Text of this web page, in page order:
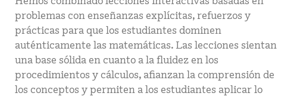
problemas con enseñanzas explícitas, refuerzos y
prácticas para que los estudiantes dominen
auténticamente las matemáticas. Las lecciones sientan
una base sólida en cuanto a la fluidez en los
procedimientos y cálculos, afianzan la comprensión de
los conceptos y permiten a los estudiantes aplicar lo